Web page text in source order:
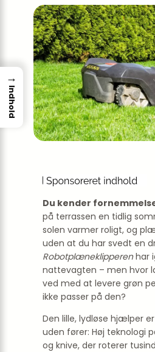
Du kender
på terrassen en tidlig
solen varmer roligt, og
uden at du har svedt en
Robotplæneklipperenhar
nattevagten – men hvor
ved med at levere grøn
ikke passer på den?
Den lille, lydløse hjælper
uden fører: Høj teknologi
og knive, der roterer
→
Indhold